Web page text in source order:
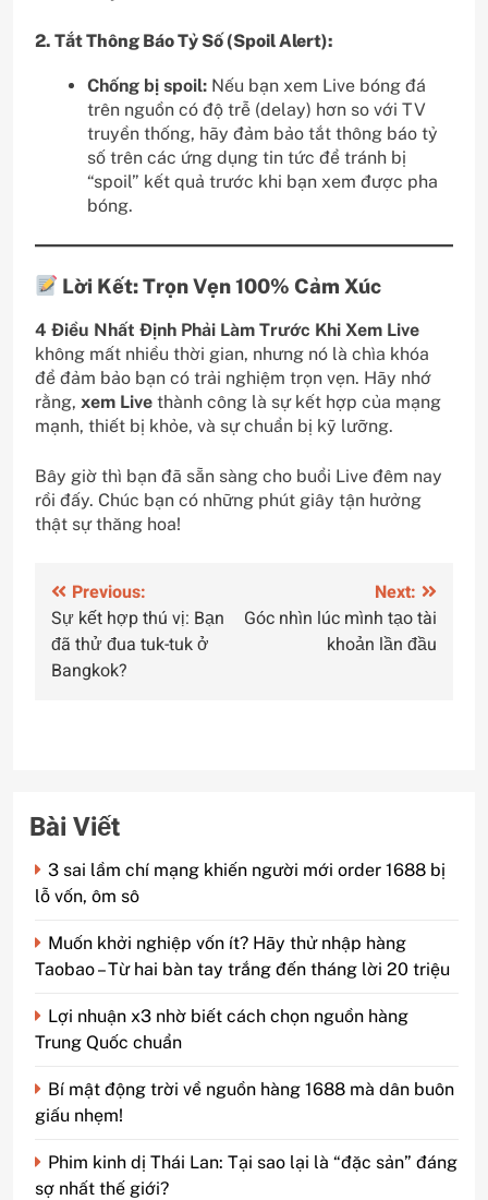
2. Tắt Thông Báo Tỷ Số (Spoil Alert):
Chống bị spoil: Nếu bạn xem Live bóng đá
trên nguồn có độ trễ (delay) hơn so với TV
truyền thống, hãy đảm bảo tắt thông báo tỷ
số trên các ứng dụng tin tức để tránh bị
“spoil” kết quả trước khi bạn xem được pha
bóng.
Lời Kết: Trọn Vẹn 100% Cảm Xúc
4 Điều Nhất Định Phải Làm Trước Khi Xem Live
không mất nhiều thời gian, nhưng nó là chìa khóa
để đảm bảo bạn có trải nghiệm trọn vẹn. Hãy nhớ
rằng, xem Live thành công là sự kết hợp của mạng
mạnh, thiết bị khỏe, và sự chuẩn bị kỹ lưỡng.
Bây giờ thì bạn đã sẵn sàng cho buổi Live đêm nay
rồi đấy. Chúc bạn có những phút giây tận hưởng
thật sự thăng hoa!
Điều
hướng
bài
Previous:
Sự kết hợp thú vị: Bạn
đã thử đua tuk-tuk ở
Bangkok?
Next:
Góc nhìn lúc mình tạo tài
khoản lần đầu
Bài Viết
3 sai lầm chí mạng khiến người mới order 1688 bị
lỗ vốn, ôm sô
Muốn khởi nghiệp vốn ít? Hãy thử nhập hàng
Taobao – Từ hai bàn tay trắng đến tháng lời 20 triệu
Lợi nhuận x3 nhờ biết cách chọn nguồn hàng
Trung Quốc chuẩn
Bí mật động trời về nguồn hàng 1688 mà dân buôn
giấu nhẹm!
Phim kinh dị Thái Lan: Tại sao lại là “đặc sản” đáng
sợ nhất thế giới?